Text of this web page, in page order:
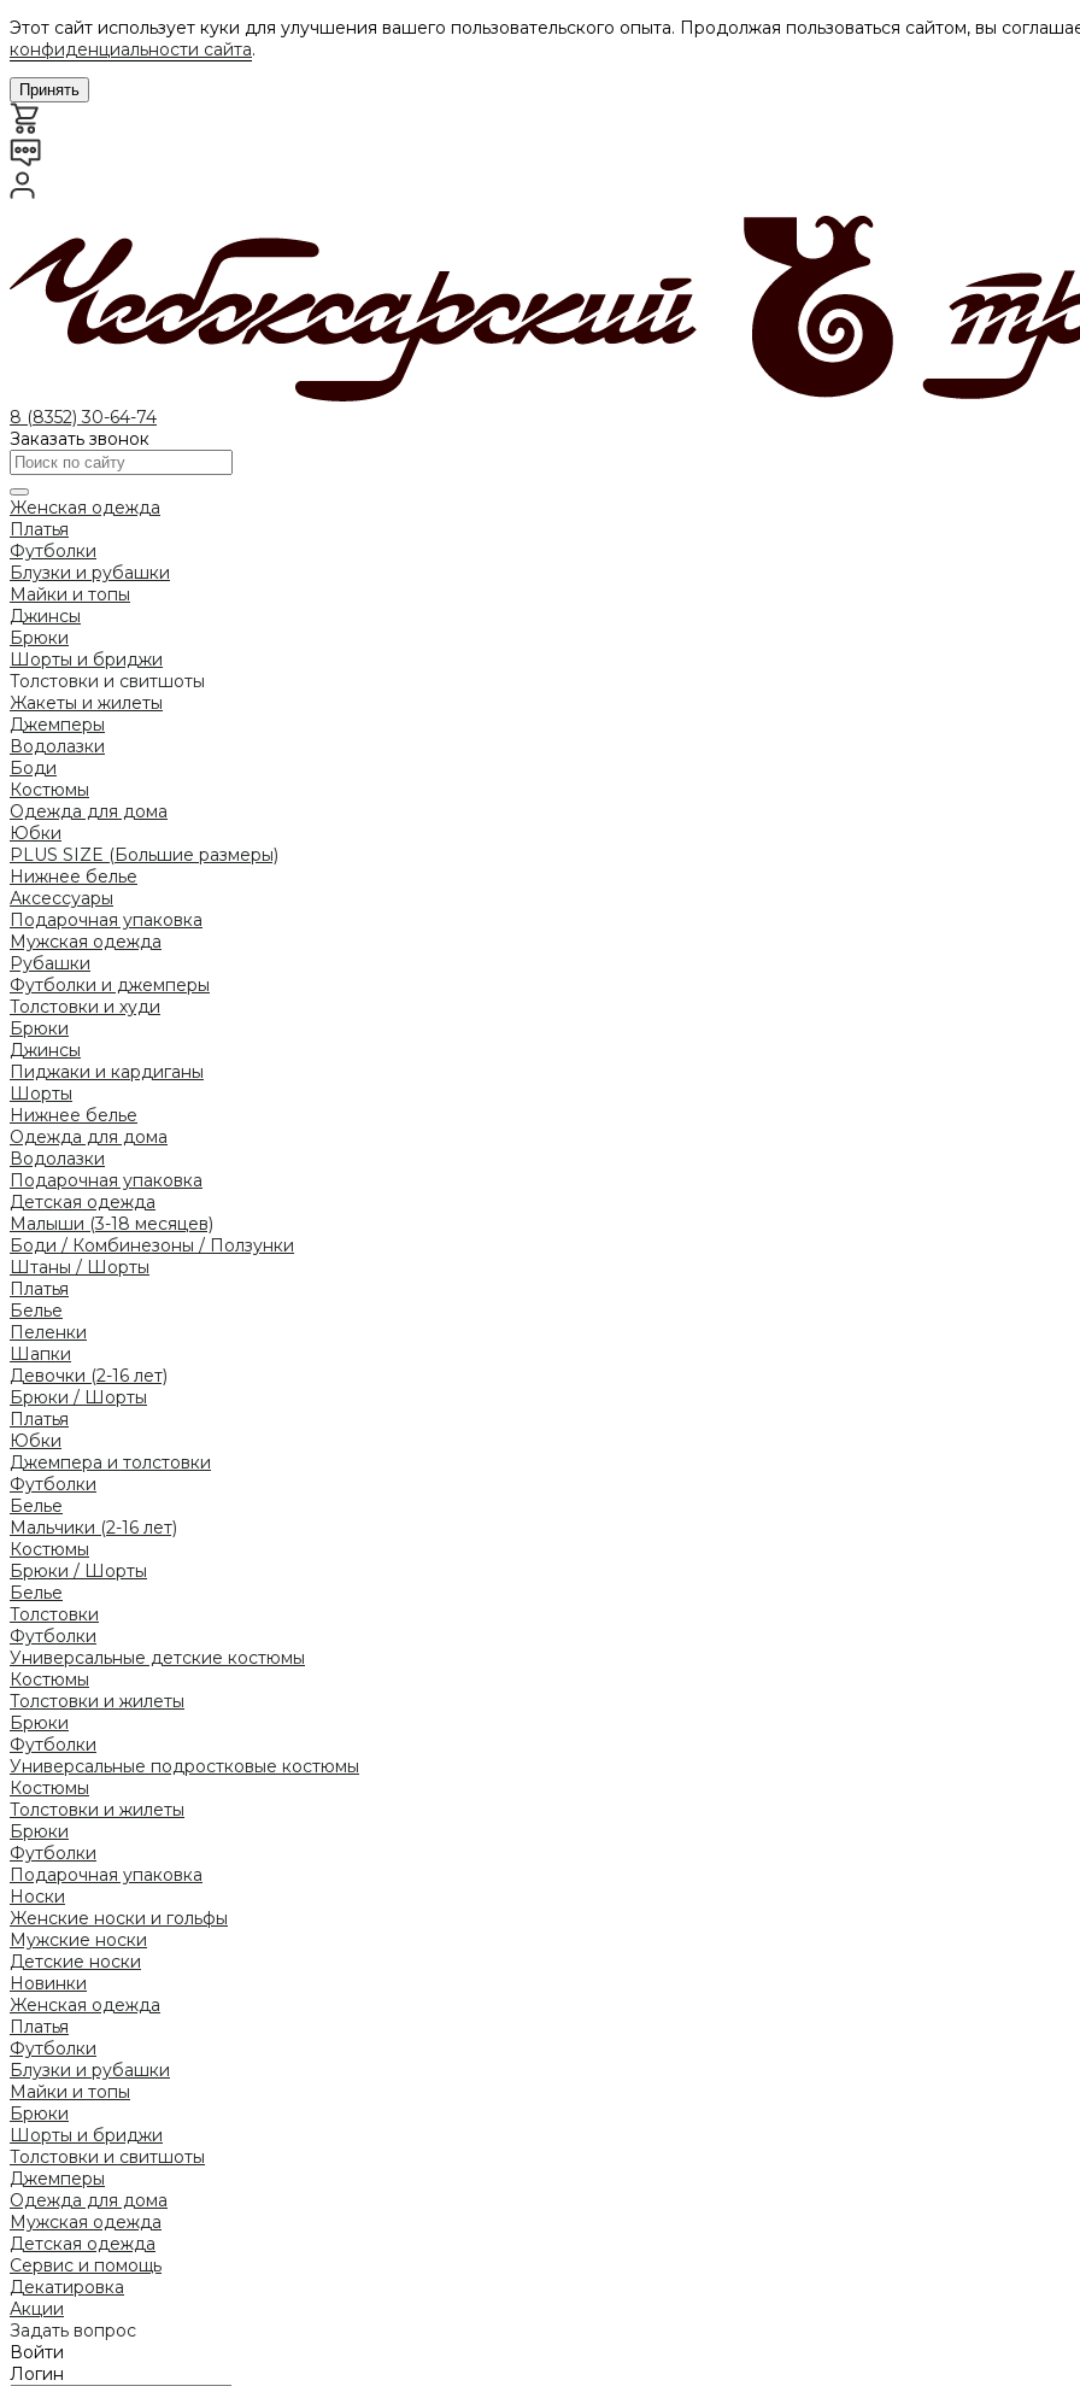
Этот сайт использует куки для улучшения вашего пользовательского опыта. Продолжая пользоваться сайтом, вы
конфиденциальности сайта.
Принять
8 (8352) 30-64-74
Заказать звонок
Женская одежда
Платья
Футболки
Блузки и рубашки
Майки и топы
Джинсы
Брюки
Шорты и бриджи
Толстовки и свитшоты
Жакеты и жилеты
Джемперы
Водолазки
Боди
Костюмы
Одежда для дома
Юбки
PLUS SIZE (Большие размеры)
Нижнее белье
Аксессуары
Подарочная упаковка
Мужская одежда
Рубашки
Футболки и джемперы
Толстовки и худи
Брюки
Джинсы
Пиджаки и кардиганы
Шорты
Нижнее белье
Одежда для дома
Водолазки
Подарочная упаковка
Детская одежда
Малыши (3-18 месяцев)
Боди / Комбинезоны / Ползунки
Штаны / Шорты
Платья
Белье
Пеленки
Шапки
Девочки (2-16 лет)
Брюки / Шорты
Платья
Юбки
Джемпера и толстовки
Футболки
Белье
Мальчики (2-16 лет)
Костюмы
Брюки / Шорты
Белье
Толстовки
Футболки
Универсальные детские костюмы
Костюмы
Толстовки и жилеты
Брюки
Футболки
Универсальные подростковые костюмы
Костюмы
Толстовки и жилеты
Брюки
Футболки
Подарочная упаковка
Носки
Женские носки и гольфы
Мужские носки
Детские носки
Новинки
Женская одежда
Платья
Футболки
Блузки и рубашки
Майки и топы
Брюки
Шорты и бриджи
Толстовки и свитшоты
Джемперы
Одежда для дома
Мужская одежда
Детская одежда
Сервис и помощь
Декатировка
Акции
Задать вопрос
Войти
Логин